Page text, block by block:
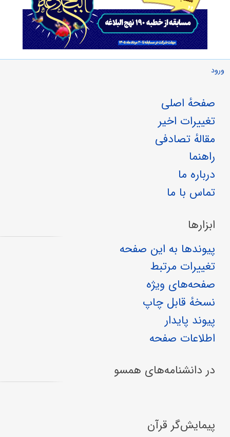
ورود
صفحهٔ اصلی
تغییرات اخیر
مقالهٔ تصادفی
راهنما
درباره ما
تماس با ما
ابزارها
پیوندها به این صفحه
تغییرات مرتبط
صفحه‌های ویژه
نسخهٔ قابل چاپ
پیوند پایدار
اطلاعات صفحه
در دانشنامه‌های همسو
پیمایش‌گر قرآن